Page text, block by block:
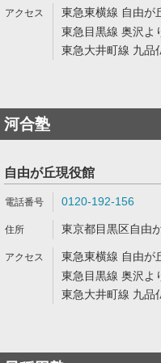
東急東横線 自由が
東急目黒線 奥沢よ
東急大井町線 九品
河合塾
自由が丘現役館
0120-192-156
東京都目黒区自由
東急東横線 自由が
東急目黒線 奥沢よ
東急大井町線 九品